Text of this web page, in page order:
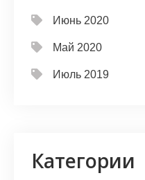
Июнь 2020
Май 2020
Июль 2019
Категории